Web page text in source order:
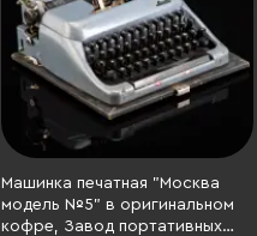
Машинка печатная "Москва
модель №5" в оригинальном
кофре, Завод портативных